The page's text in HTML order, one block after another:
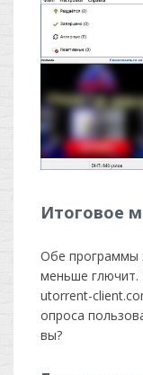
Итоговое
Обе программы
меньше глючит.
utorrent-
опроса
вы?